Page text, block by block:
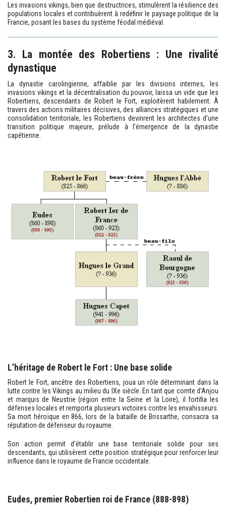
Les invasions vikings, bien que destructrices, stimulèrent la résilience des
populations locales et contribuèrent à redéfinir le paysage politique de la
Francie, posant les bases du système féodal médiéval.
3. La montée des Robertiens : Une rivalité
dynastique
La dynastie carolingienne, affaiblie par les divisions internes, les
invasions vikings et la décentralisation du pouvoir, laissa un vide que les
Robertiens, descendants de Robert le Fort, exploitèrent habilement. À
travers des actions militaires décisives, des alliances stratégiques et une
consolidation territoriale, les Robertiens devinrent les architectes d’une
transition politique majeure, prélude à l’émergence de la dynastie
capétienne.
L’héritage de Robert le Fort : Une base solide
Robert le Fort, ancêtre des Robertiens, joua un rôle déterminant dans la
lutte contre les Vikings au milieu du IXe siècle. En tant que comte d’Anjou
et marquis de Neustrie (région entre la Seine et la Loire), il fortifia les
défenses locales et remporta plusieurs victoires contre les envahisseurs.
Sa mort héroïque en 866, lors de la bataille de Brissarthe, consacra sa
réputation de défenseur du royaume.
Son action permit d’établir une base territoriale solide pour ses
descendants, qui utilisèrent cette position stratégique pour renforcer leur
influence dans le royaume de Francie occidentale.
Eudes, premier Robertien roi de France (888-898)